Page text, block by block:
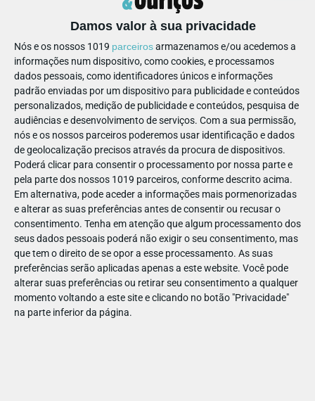
Damos valor à sua privacidade
Nós e os nossos 1019 parceirosarmazenamos e/ou acedemos a
informações num dispositivo, como cookies, e processamos
dados pessoais, como identificadores únicos e informações
padrão enviadas por um dispositivo para publicidade e conteúdos
personalizados, medição de publicidade e conteúdos, pesquisa de
audiências e desenvolvimento de serviços. Com a sua permissão,
nós e os nossos parceiros poderemos usar identificação e dados
de geolocalização precisos através da procura de dispositivos.
Poderá clicar para consentir o processamento por nossa parte e
pela parte dos nossos 1019 parceiros, conforme descrito acima.
Em alternativa, pode aceder a informações mais pormenorizadas
e alterar as suas preferências antes de consentir ou recusar o
consentimento. Tenha em atenção que algum processamento dos
seus dados pessoais poderá não exigir o seu consentimento, mas
que tem o direito de se opor a esse processamento. As suas
preferências serão aplicadas apenas a este website. Você pode
alterar suas preferências ou retirar seu consentimento a qualquer
momento voltando a este site e clicando no botão "Privacidade"
na parte inferior da página.
10
1185071245447972